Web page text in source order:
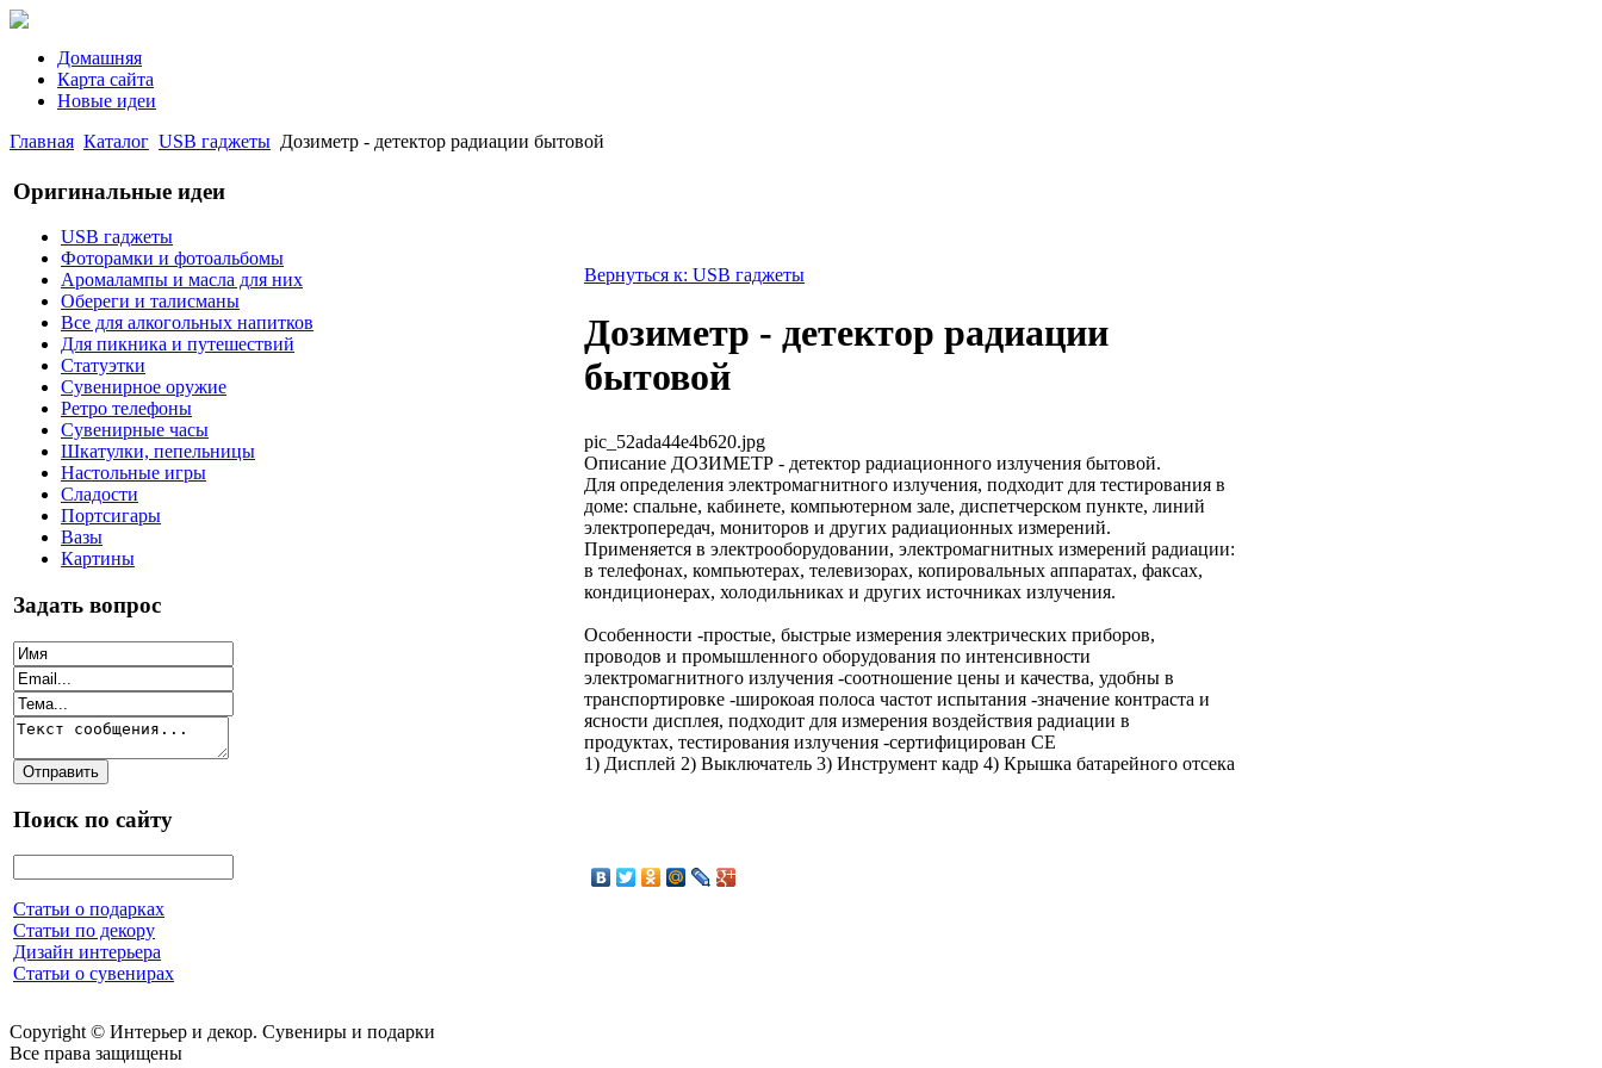
Домашняя
Карта сайта
Новые идеи
Главная Каталог USB гаджеты Дозиметр - детектор радиации бытовой
Оригинальные идеи
USB гаджеты
Фоторамки и фотоальбомы
Аромалампы и масла для них
Обереги и талисманы
Все для алкогольных напитков
Для пикника и путешествий
Статуэтки
Сувенирное оружие
Ретро телефоны
Сувенирные часы
Шкатулки, пепельницы
Настольные игры
Сладости
Портсигары
Вазы
Картины
Задать вопрос
Поиск по сайту
Статьи о подарках
Статьи по декору
Дизайн интерьера
Статьи о сувенирах
Вернуться к: USB гаджеты
Дозиметр - детектор радиации
бытовой
pic_52ada44e4b620.jpg
Описание ДОЗИМЕТР - детектор радиационного излучения бытовой.
Для определения электромагнитного излучения, подходит для тестирования в
доме: спальне, кабинете, компьютерном зале, диспетчерском пункте, линий
электропередач, мониторов и других радиационных измерений.
Применяется в электрооборудовании, электромагнитных измерений радиации:
в телефонах, компьютерах, телевизорах, копировальных аппаратах, факсах,
кондиционерах, холодильниках и других источниках излучения.
Особенности -простые, быстрые измерения электрических приборов,
проводов и промышленного оборудования по интенсивности
электромагнитного излучения -соотношение цены и качества, удобны в
транспортировке -широкоая полоса частот испытания -значение контраста и
ясности дисплея, подходит для измерения воздействия радиации в
продуктах, тестирования излучения -сертифицирован CE
1) Дисплей 2) Выключатель 3) Инструмент кадр 4) Крышка батарейного отсека
Copyright © Интерьер и декор. Сувениры и подарки
Все права защищены